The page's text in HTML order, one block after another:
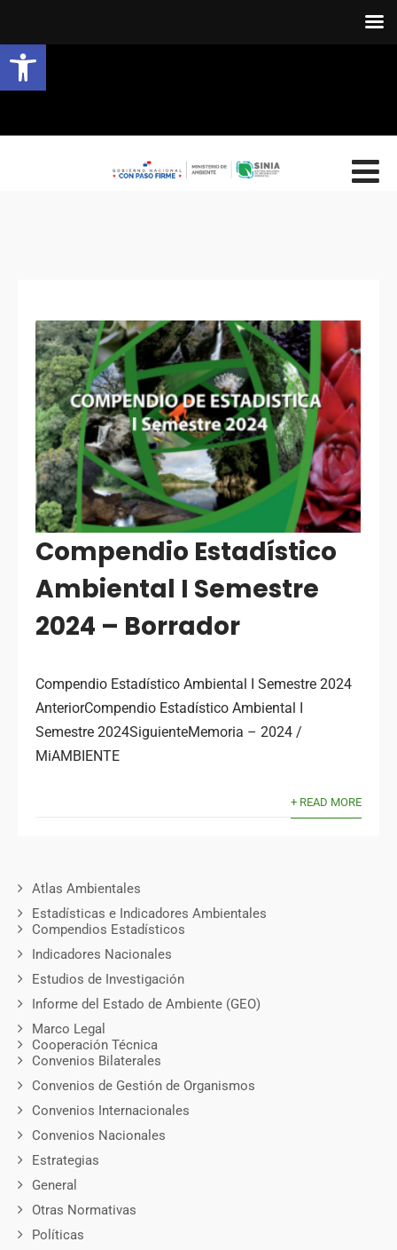
Abrir barra de herramientas
Compendio Estadístico
Ambiental I Semestre
2024 – Borrador
Compendio Estadístico Ambiental I Semestre 2024
AnteriorCompendio Estadístico Ambiental I
Semestre 2024SiguienteMemoria – 2024 /
MiAMBIENTE
+ READ MORE
Atlas Ambientales
Estadísticas e Indicadores Ambientales
Compendios Estadísticos
Indicadores Nacionales
Estudios de Investigación
Informe del Estado de Ambiente (GEO)
Marco Legal
Cooperación Técnica
Convenios Bilaterales
Convenios de Gestión de Organismos
Convenios Internacionales
Convenios Nacionales
Estrategias
General
Otras Normativas
Políticas